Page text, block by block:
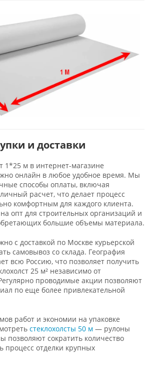
и доставки
1*25 м в интернет-магазине
онлайн в любое удобное время. Мы
способы оплаты, включая
расчет, что делает процесс
комфортным для каждого клиента.
опт для строительных организаций и
большие объемы материала.
с доставкой по Москве курьерской
самовывоз со склада. География
всю Россию, что позволяет получить
25 м² независимо от
проводимые акции позволяют
по еще более привлекательной
работ и экономии на упаковке
стеклохолсты 50 м — рулоны
позволяют сократить количество
процесс отделки крупных